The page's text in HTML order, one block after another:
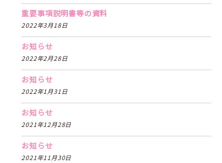
重要事項説明書等の資料
2022年3月18日
お知らせ
2022年2月28日
お知らせ
2022年1月31日
お知らせ
2021年12月28日
お知らせ
2021年11月30日